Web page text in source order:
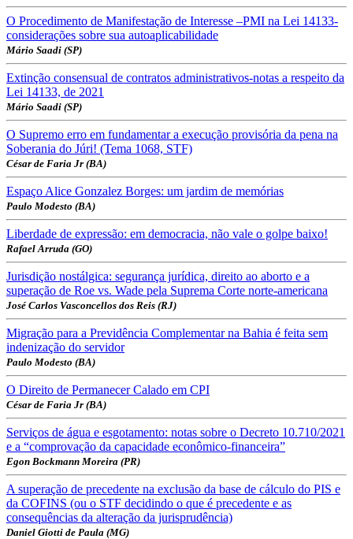
O Procedimento de Manifestação de Interesse –PMI na Lei 14133-
considerações sobre sua autoaplicabilidade
Mário Saadi (SP)
Extinção consensual de contratos administrativos-notas a respeito da
Lei 14133, de 2021
Mário Saadi (SP)
O Supremo erro em fundamentar a execução provisória da pena na
Soberania do Júri! (Tema 1068, STF)
César de Faria Jr (BA)
Espaço Alice Gonzalez Borges: um jardim de memórias
Paulo Modesto (BA)
Liberdade de expressão: em democracia, não vale o golpe baixo!
Rafael Arruda (GO)
Jurisdição nostálgica: segurança jurídica, direito ao aborto e a
superação de Roe vs. Wade pela Suprema Corte norte-americana
José Carlos Vasconcellos dos Reis (RJ)
Migração para a Previdência Complementar na Bahia é feita sem
indenização do servidor
Paulo Modesto (BA)
O Direito de Permanecer Calado em CPI
César de Faria Jr (BA)
Serviços de água e esgotamento: notas sobre o Decreto 10.710/2021
e a “comprovação da capacidade econômico-financeira”
Egon Bockmann Moreira (PR)
A superação de precedente na exclusão da base de cálculo do PIS e
da COFINS (ou o STF decidindo o que é precedente e as
consequências da alteração da jurisprudência)
Daniel Giotti de Paula (MG)